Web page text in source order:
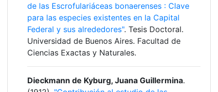
de las Escrofulariáceas bonaerenses : Clave
para las especies existentes en la Capital
Federal y sus alrededores". Tesis Doctoral.
Universidad de Buenos Aires. Facultad de
Ciencias Exactas y Naturales.
Dieckmann de Kyburg, Juana Guillermina.